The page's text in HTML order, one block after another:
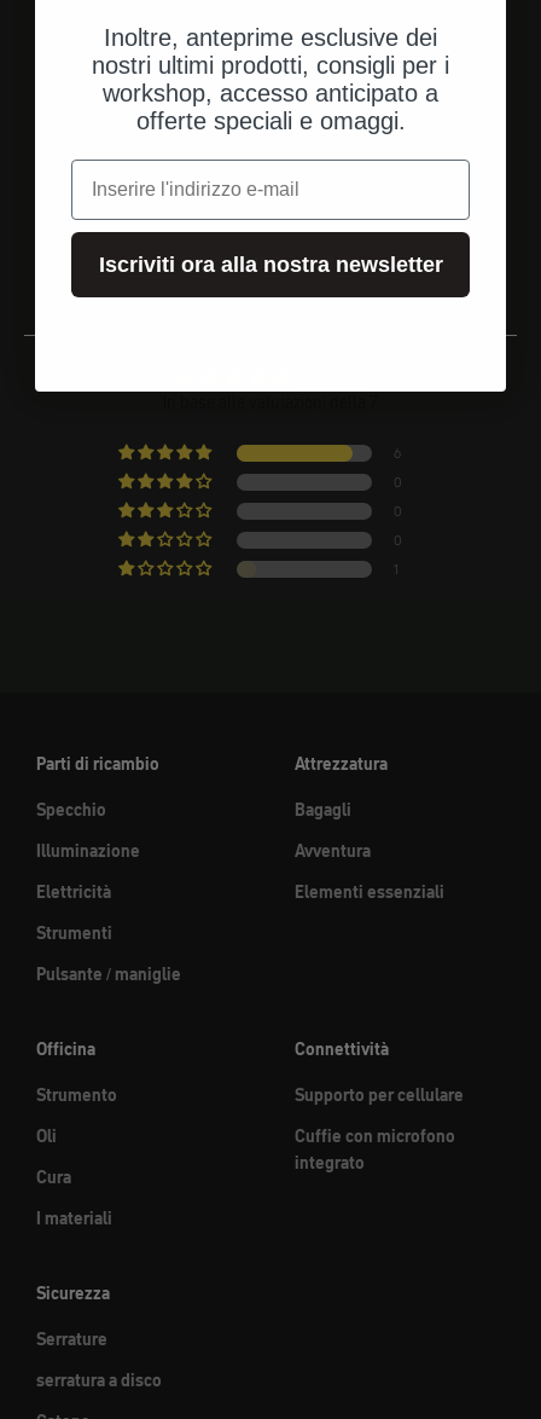
Vai all'elemento 1
Vai all'elemento 2
Vai all'elemento 3
Valutazioni dei clienti
Leggi altre recensioni
6
0
0
0
1
Parti di ricambio
Specchio
Illuminazione
Elettricità
Strumenti
Pulsante / maniglie
Attrezzatura
Bagagli
Avventura
Elementi essenziali
Officina
Strumento
Oli
Cura
I materiali
Connettività
Supporto per cellulare
Cuffie con microfono
integrato
Sicurezza
Serrature
serratura a disco
Inoltre, anteprime esclusive dei
nostri ultimi prodotti, consigli per i
workshop, accesso anticipato a
offerte speciali e omaggi.
e-mail
Iscriviti ora alla nostra newsletter